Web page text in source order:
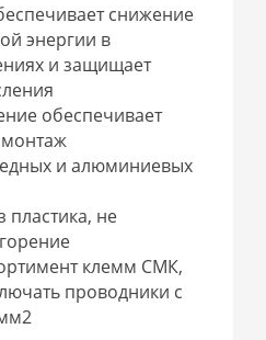
снижение
энергии в
и защищает
обеспечивает
и алюминиевых
пластика, не
клемм СМК,
проводники с